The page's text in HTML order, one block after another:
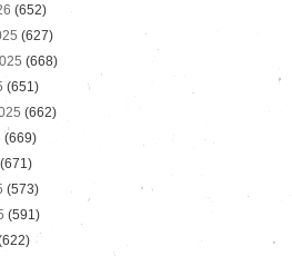
(652)
(627)
(668)
(651)
(662)
(669)
(671)
(573)
(591)